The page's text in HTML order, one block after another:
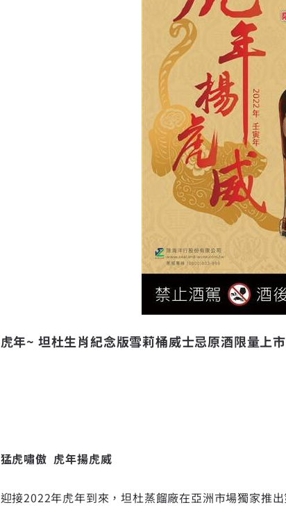
虎年~ 坦杜生肖紀念版雪莉桶威士忌原酒限量上市
猛虎嘯傲 虎年揚虎威
迎接2022年虎年到來，坦杜蒸餾廠在亞洲市場獨家推